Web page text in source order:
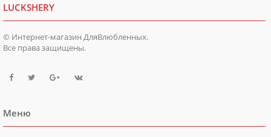
LUCKSHERY
© Интернет-магазин ДляВлюбленных.
Все права защищены.
Меню